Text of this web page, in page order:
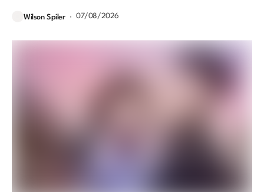
Wilson Spiler 07/08/2026